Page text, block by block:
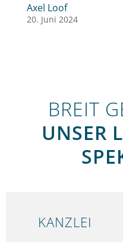
Axel Loof
20. Juni 2024
BREIT
UNSER
KANZLEI